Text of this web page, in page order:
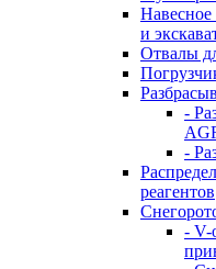
и
Отвалы
-
-
реагентов
- V-